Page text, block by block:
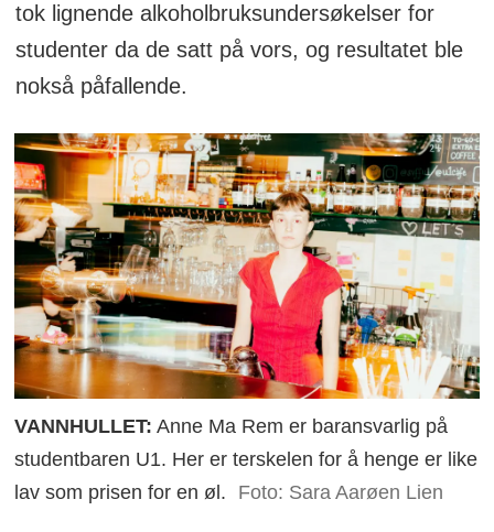
tok lignende alkoholbruksundersøkelser for
studenter da de satt på vors, og resultatet ble
nokså påfallende.
VANNHULLET: Anne Ma Rem er baransvarlig på
studentbaren U1. Her er terskelen for å henge er like
lav som prisen for en øl.
Foto: Sara Aarøen Lien